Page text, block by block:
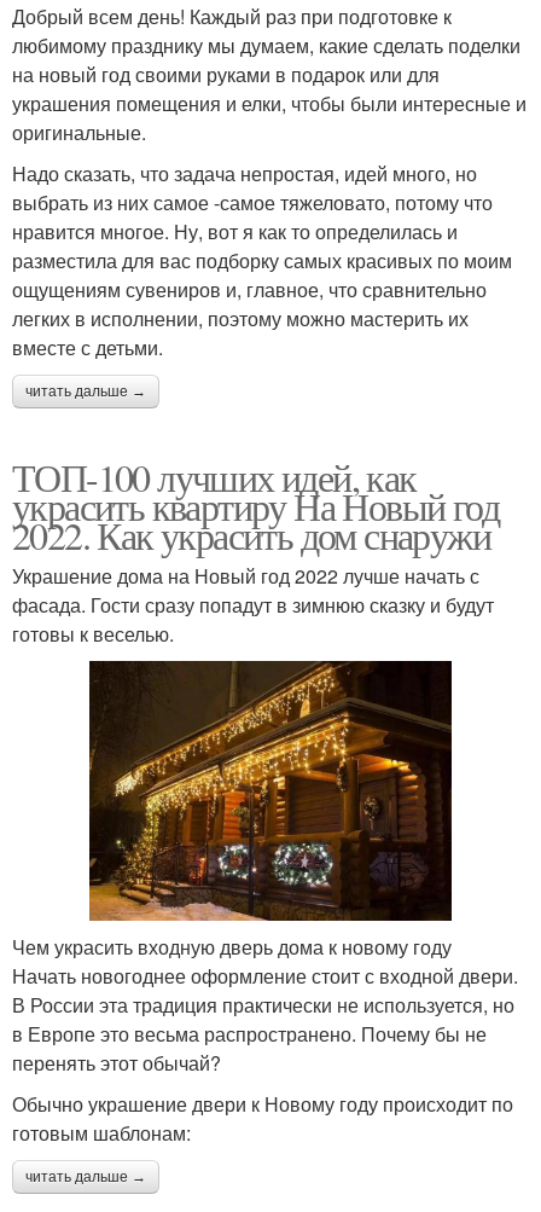
Добрый всем день! Каждый раз при подготовке к
любимому празднику мы думаем, какие сделать поделки
на новый год своими руками в подарок или для
украшения помещения и елки, чтобы были интересные и
оригинальные.
Надо сказать, что задача непростая, идей много, но
выбрать из них самое -самое тяжеловато, потому что
нравится многое. Ну, вот я как то определилась и
разместила для вас подборку самых красивых по моим
ощущениям сувениров и, главное, что сравнительно
легких в исполнении, поэтому можно мастерить их
вместе с детьми.
читать дальше →
ТОП-100 лучших идей, как
украсить квартиру На Новый год
2022. Как украсить дом снаружи
Украшение дома на Новый год 2022 лучше начать с
фасада. Гости сразу попадут в зимнюю сказку и будут
готовы к веселью.
Чем украсить входную дверь дома к новому году
Начать новогоднее оформление стоит с входной двери.
В России эта традиция практически не используется, но
в Европе это весьма распространено. Почему бы не
перенять этот обычай?
Обычно украшение двери к Новому году происходит по
готовым шаблонам:
читать дальше →